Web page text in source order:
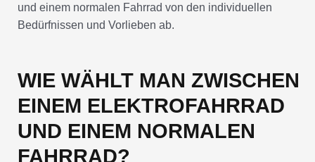
und einem normalen Fahrrad von den individuellen
Bedürfnissen und Vorlieben ab.
WIE WÄHLT MAN ZWISCHEN
EINEM ELEKTROFAHRRAD
UND EINEM NORMALEN
FAHRRAD?